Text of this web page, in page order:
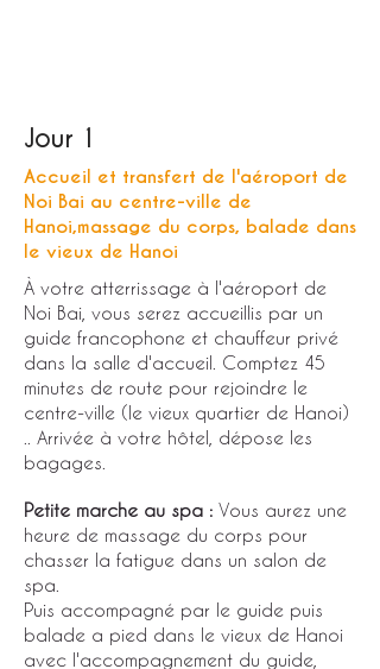
Jour 1
Accueil et transfert de l'aéroport de
Noi Bai au centre-ville de
Hanoi,massage du corps, balade dans
le vieux de Hanoi
À votre atterrissage à l'aéroport de
Noi Bai, vous serez accueillis par un
guide francophone et chauffeur privé
dans la salle d'accueil. Comptez 45
minutes de route pour rejoindre le
centre-ville (le vieux quartier de Hanoi)
.. Arrivée à votre hôtel, dépose les
bagages.
Petite marche au spa : Vous aurez une
heure de massage du corps pour
chasser la fatigue dans un salon de
spa.
Puis accompagné par le guide puis
balade a pied dans le vieux de Hanoi
avec l'accompagnement du guide,